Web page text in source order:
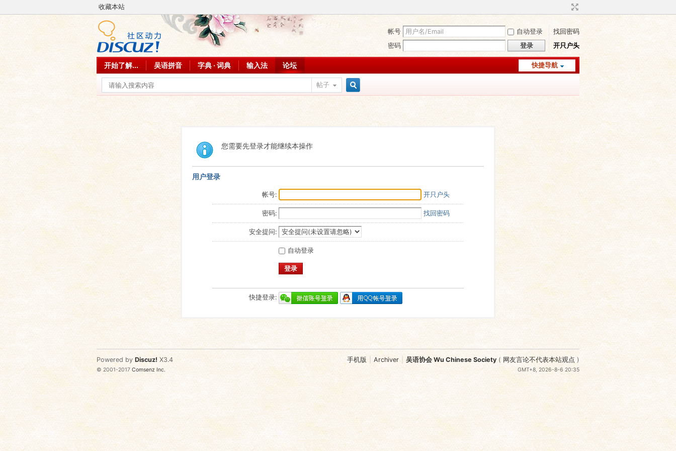
收藏本站
帐号 自动登录
找回密码
密码
登录 开只户头
快捷导航
开始了解... 吴语拼音 字典 · 词典 输入法 论坛
帖子
您需要先登录才能继续本操作
用户登录
帐号: 开只户头
密码: 找回密码
安全提问:
自动登录
登录
快捷登录:
手机版 Archiver 吴语协会 Wu Chinese Society ( 网友言论不代表本站观点 )
GMT+8, 2026-8-6 20:35
Powered by Discuz! X3.4
© 2001-2017Comsenz Inc.